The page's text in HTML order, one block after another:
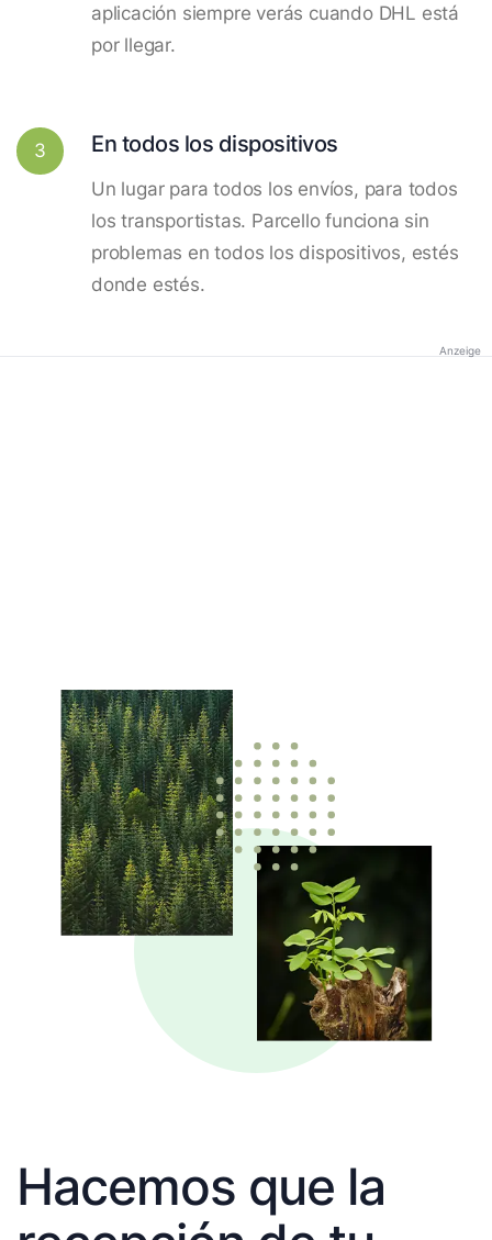
aplicación siempre verás cuando DHL está
por llegar.
3 En todos los dispositivos
Un lugar para todos los envíos, para todos
los transportistas. Parcello funciona sin
problemas en todos los dispositivos, estés
donde estés.
Anzeige
Hacemos que la